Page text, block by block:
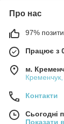
Про нас
97%
Працює з
м.
Кременчук,
Контакти
Сьогодні
Показати